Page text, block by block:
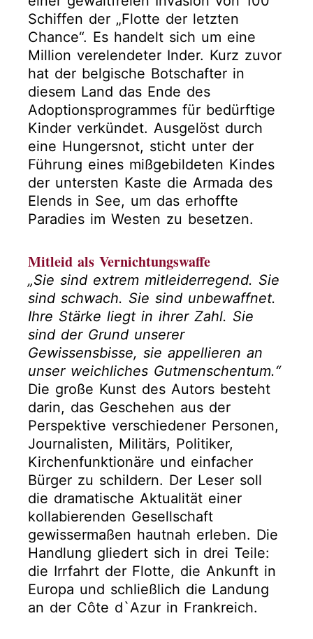
Schiffen der „Flotte der letzten
Chance“. Es handelt sich um eine
Million verelendeter Inder. Kurz zuvor
hat der belgische Botschafter in
diesem Land das Ende des
Adoptionsprogrammes für bedürftige
Kinder verkündet. Ausgelöst durch
eine Hungersnot, sticht unter der
Führung eines mißgebildeten Kindes
der untersten Kaste die Armada des
Elends in See, um das erhoffte
Paradies im Westen zu besetzen.
Mitleid als Vernichtungswaffe
„Sie sind extrem mitleiderregend. Sie
sind schwach. Sie sind unbewaffnet.
Ihre Stärke liegt in ihrer Zahl. Sie
sind der Grund unserer
Gewissensbisse, sie appellieren an
unser weichliches Gutmenschentum.“
Die große Kunst des Autors besteht
darin, das Geschehen aus der
Perspektive verschiedener Personen,
Journalisten, Militärs, Politiker,
Kirchenfunktionäre und einfacher
Bürger zu schildern. Der Leser soll
die dramatische Aktualität einer
kollabierenden Gesellschaft
gewissermaßen hautnah erleben. Die
Handlung gliedert sich in drei Teile:
die Irrfahrt der Flotte, die Ankunft in
Europa und schließlich die Landung
an der Côte d`Azur in Frankreich.